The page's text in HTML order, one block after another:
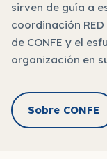
sirven de guía a
coordinación
de CONFE y el
organización en
Sobre CONFE